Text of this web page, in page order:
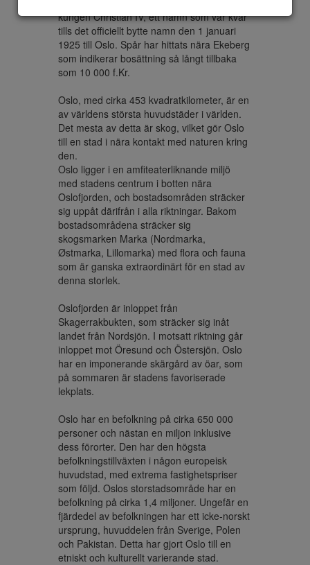
kungen Christian IV, ett namn som var kvar
tills det officiellt bytte namn den 1 januari
1925 till Oslo. Spår har hittats nära Ekeberg
som indikerar bosättning så långt tillbaka
som 10 000 f.Kr.
Oslo, med cirka 453 kvadratkilometer, är en
av världens största huvudstäder i världen.
Det mesta av detta är skog, vilket gör Oslo
till en stad i nära kontakt med naturen kring
den.
Oslo ligger i en amfiteaterliknande miljö
med stadens centrum i botten nära
Oslofjorden, och bostadsområden sträcker
sig uppåt därifrån i alla riktningar. Bakom
bostadsområdena sträcker sig
skogsmarken Marka (Nordmarka,
Østmarka, Lillomarka) med flora och fauna
som är ganska extraordinärt för en stad av
denna storlek.
Oslofjorden är inloppet från
Skagerrakbukten, som sträcker sig inåt
landet från Nordsjön. I motsatt riktning går
inloppet mot Öresund och Östersjön. Oslo
har en imponerande skärgård av öar, som
på sommaren är stadens favoriserade
lekplats.
Oslo har en befolkning på cirka 650 000
personer och nästan en miljon inklusive
dess förorter. Den har den högsta
befolkningstillväxten i någon europeisk
huvudstad, med extrema fastighetspriser
som följd. Oslos storstadsområde har en
befolkning på cirka 1,4 miljoner. Ungefär en
fjärdedel av befolkningen har ett icke-norskt
ursprung, huvuddelen från Sverige, Polen
och Pakistan. Detta har gjort Oslo till en
etniskt och kulturellt varierande stad.